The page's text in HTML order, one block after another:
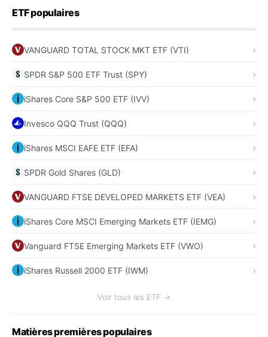
ETF populaires
VANGUARD TOTAL STOCK MKT ETF (VTI)
SPDR S&P 500 ETF Trust (SPY)
iShares Core S&P 500 ETF (IVV)
Invesco QQQ Trust (QQQ)
iShares MSCI EAFE ETF (EFA)
SPDR Gold Shares (GLD)
VANGUARD FTSE DEVELOPED MARKETS ETF (VEA)
iShares Core MSCI Emerging Markets ETF (IEMG)
Vanguard FTSE Emerging Markets ETF (VWO)
iShares Russell 2000 ETF (IWM)
Voir tous les ETF →
Matières premières populaires